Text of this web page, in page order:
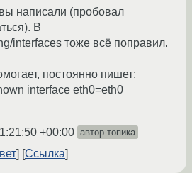
написали (пробовал
В
interfaces тоже всё поправил.
постоянно пишет:
interface eth0=eth0
+00:00 автор топика
Ссылка